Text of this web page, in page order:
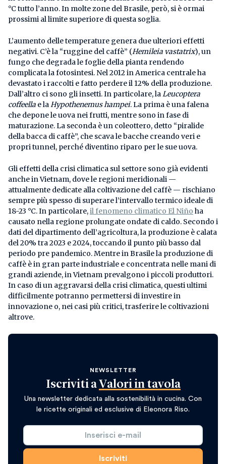
°C tutto l’anno. In molte zone del Brasile, però, si è ormai
prossimi al limite superiore di questa soglia.
L’aumento delle temperature genera due ulteriori effetti
negativi. C’è la “ruggine del caffè” (Hemileia vastatrix), un
fungo che degrada le foglie della pianta rendendo
complicata la fotosintesi. Nel 2012 in America centrale ha
devastato i raccolti e fatto perdere il 12% della produzione.
Dall’altro ci sono gli insetti. In particolare, laLeucoptera
coffeella e laHypothenemus hampei. La prima è una falena
che depone le uova nei frutti, mentre sono in fase di
maturazione. La seconda è un coleottero, detto “piralide
della bacca di caffè”, che scava le bacche creando veri e
propri tunnel, perché diventino riparo per le sue uova.
Gli effetti della crisi climatica sul settore sono già evidenti
anche in Vietnam, dove le regioni meridionali —
attualmente dedicate alla coltivazione del caffè — rischiano
sempre più spesso di superare l’intervallo termico ideale di
18-23 °C. In particolare,il fenomeno climatico El Niño ha
causato nella regione prolungate ondate di caldo. Secondo i
dati del dipartimento dell’agricoltura, la produzione è calata
del 20% tra 2023 e 2024, toccando il punto più basso dal
periodo pre pandemico. Mentre in Brasile la produzione di
caffè è in gran parte industriale e concentrata nelle mani di
grandi aziende, in Vietnam prevalgono i piccoli produttori.
In caso di un aggravarsi della crisi climatica, questi ultimi
difficilmente potranno permettersi di investire in
innovazione o, nei casi più critici, trasferire le coltivazioni
altrove.
NEWSLETTER
Iscriviti a Valori in tavola
Una newsletter dedicata alla sostenibilità in cucina. Con
le ricette originali ed esclusive di Eleonora Riso.